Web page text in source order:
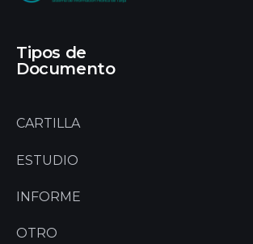
Tipos de
Documento
CARTILLA
ESTUDIO
INFORME
OTRO